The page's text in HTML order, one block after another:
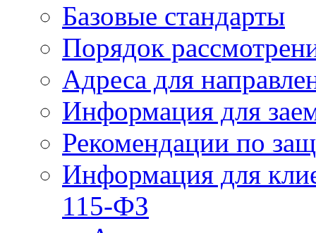
Базовые стандарты
Порядок
Адреса для
Информация для
Рекомендации по
Информация для
115-ФЗ